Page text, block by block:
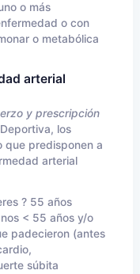
o más
o con
o metabólica
arterial
y prescripción
los
que predisponen a
arterial
? 55 años
< 55 años y/o
padecieron (antes
súbita